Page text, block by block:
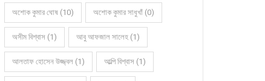
অশোক কুমার ঘোষ (10) অশোক কুমার সাধুখাঁ (0)
অসীম বিশ্বাস (1) আবু আফজাল সালেহ (1)
আলতাফ হোসেন উজ্জ্বল (1) আল্পি বিশ্বাস (1)